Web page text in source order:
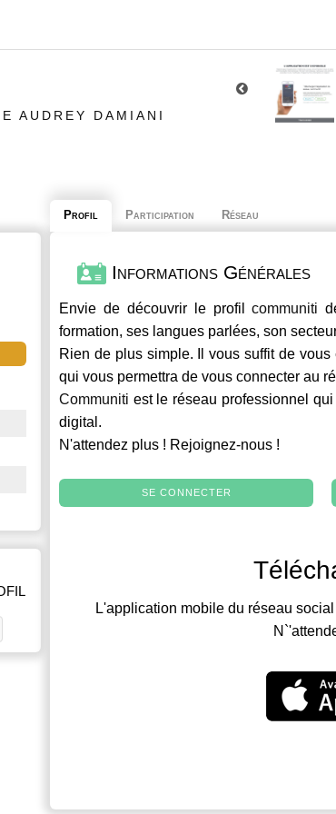
AUDREY DAMIANI
Profil Participation Réseau
Informations Générales
Envie de découvrir le profilcommuniti
formation, ses langues parlées, son
Rien de plus simple. Il vous suffit de
qui vous permettra de vous connecter au
Communiti est le réseau professionnel
digital.
N'attendez plus ! Rejoignez-nous !
SE CONNECTER
L'application mobile du réseau